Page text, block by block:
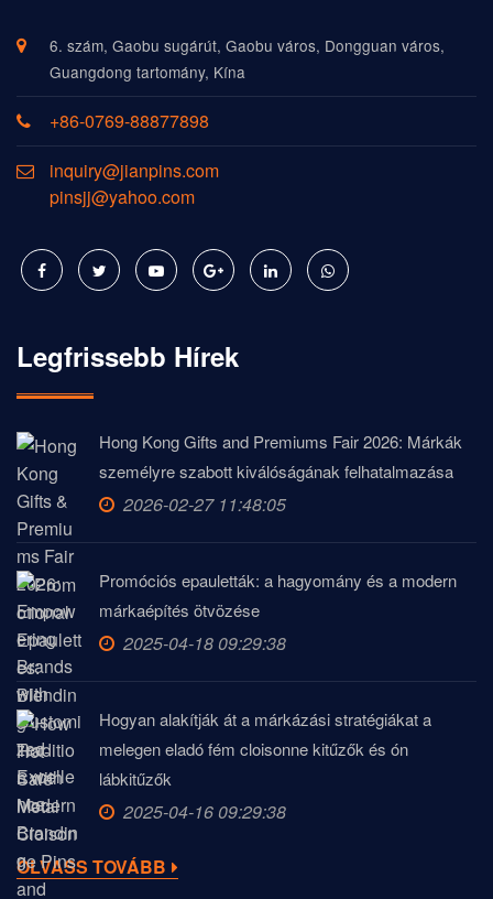
6. szám, Gaobu sugárút, Gaobu város, Dongguan város,
Guangdong tartomány, Kína
+86-0769-88877898
inquiry@jianpins.com
pinsjj@yahoo.com
Legfrissebb Hírek
Hong Kong Gifts and Premiums Fair 2026: Márkák
személyre szabott kiválóságának felhatalmazása
2026-02-27 11:48:05
Promóciós epauletták: a hagyomány és a modern
márkaépítés ötvözése
2025-04-18 09:29:38
Hogyan alakítják át a márkázási stratégiákat a
melegen eladó fém cloisonne kitűzők és ón
lábkitűzők
2025-04-16 09:29:38
OLVASS TOVÁBB